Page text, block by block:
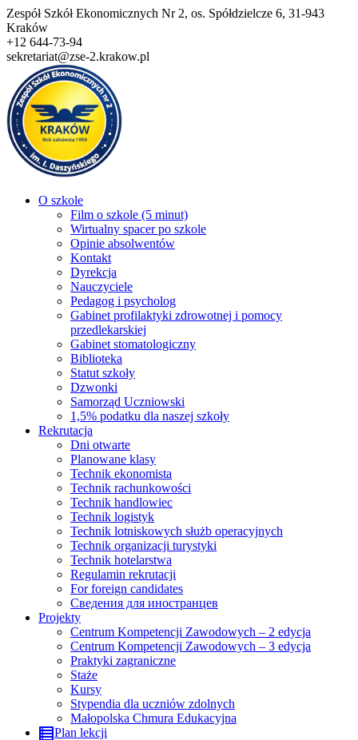
Przejdź
do
treści
Zespół Szkół Ekonomicznych Nr 2, os. Spółdzielcze 6, 31-943
Kraków
+12 644-73-94
sekretariat@zse-2.krakow.pl
O szkole
Film o szkole (5 minut)
Wirtualny spacer po szkole
Opinie absolwentów
Kontakt
Dyrekcja
Nauczyciele
Pedagog i psycholog
Gabinet profilaktyki zdrowotnej i pomocy
przedlekarskiej
Gabinet stomatologiczny
Biblioteka
Statut szkoły
Dzwonki
Samorząd Uczniowski
1,5% podatku dla naszej szkoły
Rekrutacja
Dni otwarte
Planowane klasy
Technik ekonomista
Technik rachunkowości
Technik handlowiec
Technik logistyk
Technik lotniskowych służb operacyjnych
Technik organizacji turystyki
Technik hotelarstwa
Regulamin rekrutacji
For foreign candidates
Сведения для иностранцев
Projekty
Centrum Kompetencji Zawodowych – 2 edycja
Centrum Kompetencji Zawodowych – 3 edycja
Praktyki zagraniczne
Staże
Kursy
Stypendia dla uczniów zdolnych
Małopolska Chmura Edukacyjna
Plan lekcji